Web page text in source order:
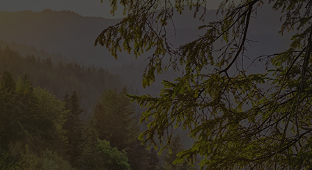
EIN GEMEINSAM AUFGEBAUTES ERBE